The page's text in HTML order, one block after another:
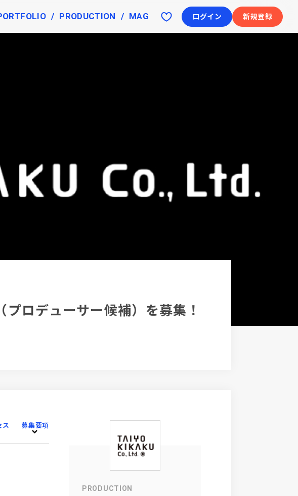
PRODUCTION MAG ログイン 新規登録
ロデューサー候補）を募集！
ス 募集要項
PRODUCTION